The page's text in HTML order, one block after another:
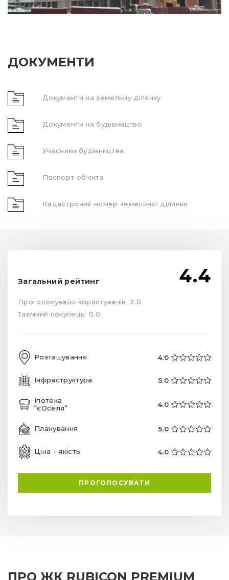
ДОКУМЕНТИ
Документи на земельну ділянку
Документи на будівництво
Учасники будівництва
Паспорт об'єкта
Кадастровий номер земельної ділянки
Загальний рейтинг 4.4
Проголосувало користувачів: 2.0
Таємний покупець: 0.0
Розташування 4.0
Інфраструктура 5.0
Іпотека
“єОселя”
4.0
Планування 5.0
Ціна - якість 4.0
ПРОГОЛОСУВАТИ
ПРО ЖК RUBICON PREMIUM